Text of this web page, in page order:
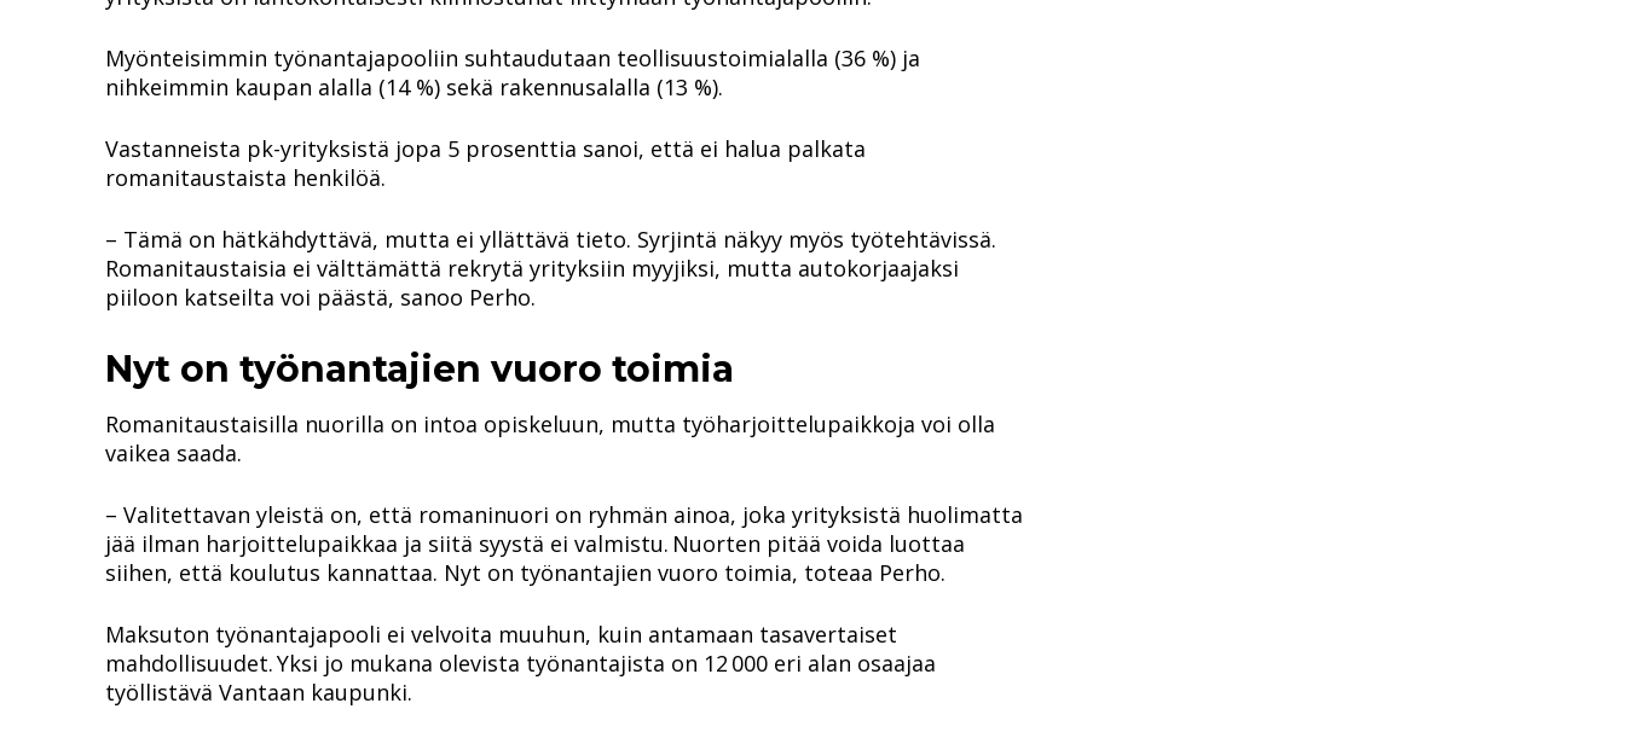
Myönteisimmin työnantajapooliin suhtaudutaan teollisuustoimialalla (36 %) ja
nihkeimmin kaupan alalla (14 %) sekä rakennusalalla (13 %).
Vastanneista pk-yrityksistä jopa 5 prosenttia sanoi, että ei halua palkata
romanitaustaista henkilöä.
– Tämä on hätkähdyttävä, mutta ei yllättävä tieto. Syrjintä näkyy myös työtehtävissä.
Romanitaustaisia ei välttämättä rekrytä yrityksiin myyjiksi, mutta autokorjaajaksi
piiloon katseilta voi päästä, sanoo Perho.
Nyt on työnantajien vuoro toimia
Romanitaustaisilla nuorilla on intoa opiskeluun, mutta työharjoittelupaikkoja voi olla
vaikea saada.
– Valitettavan yleistä on, että romaninuori on ryhmän ainoa, joka yrityksistä huolimatta
jää ilman harjoittelupaikkaa ja siitä syystä ei valmistu. Nuorten pitää voida luottaa
siihen, että koulutus kannattaa. Nyt on työnantajien vuoro toimia, toteaa Perho.
Maksuton työnantajapooli ei velvoita muuhun, kuin antamaan tasavertaiset
mahdollisuudet.Yksi jo mukana olevista työnantajista on 12 000 eri alan osaajaa
työllistävä Vantaan kaupunki.